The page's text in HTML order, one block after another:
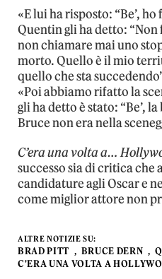
«E lui ha risposto: “Be’,
Quentin gli ha detto:
non chiamare mai uno
morto. Quello è il mio
quello che sta
«Poi abbiamo rifatto la
gli ha detto è stato: “Be’,
Bruce non era nella
C’era una volta a…
successo sia di critica che
candidature agli Oscar e
come miglior attore non
ALTRE NOTIZIE SU:
BRAD PITT BRUCE DERN
C'ERA UNA VOLTA A